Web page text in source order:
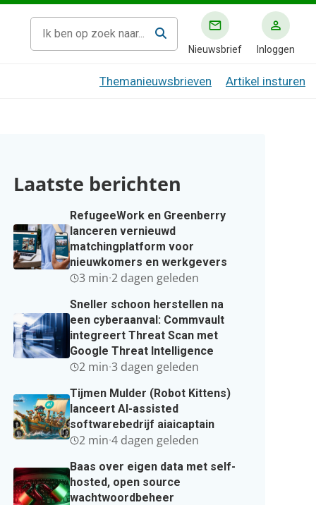
Nieuwsbrief Inloggen
Themanieuwsbrieven Artikel insturen
Laatste berichten
RefugeeWork en Greenberry
lanceren vernieuwd
matchingplatform voor
nieuwkomers en werkgevers
3 min·2 dagen geleden
Sneller schoon herstellen na
een cyberaanval: Commvault
integreert Threat Scan met
Google Threat Intelligence
2 min·3 dagen geleden
Tijmen Mulder (Robot Kittens)
lanceert AI-assisted
softwarebedrijf aiaicaptain
2 min·4 dagen geleden
Baas over eigen data met self-
hosted, open source
wachtwoordbeheer